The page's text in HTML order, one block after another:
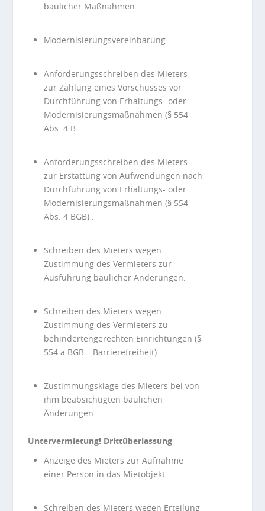
baulicher Maßnahmen
Modernisierungsvereinbarung.
Anforderungsschreiben des Mieters
zur Zahlung eines Vorschusses vor
Durchführung von Erhaltungs- oder
Modernisierungsmaßnahmen (§ 554
Abs. 4 B
Anforderungsschreiben des Mieters
zur Erstattung von Aufwendungen nach
Durchführung von Erhaltungs- oder
Modernisierungsmaßnahmen (§ 554
Abs. 4 BGB) .
Schreiben des Mieters wegen
Zustimmung des Vermieters zur
Ausführung baulicher Änderungen.
Schreiben des Mieters wegen
Zustimmung des Vermieters zu
behindertengerechten Einrichtungen (§
554 a BGB – Barrierefreiheit)
Zustimmungsklage des Mieters bei von
ihm beabsichtigten baulichen
Änderungen. .
Untervermietung! Drittüberlassung
Anzeige des Mieters zur Aufnahme
einer Person in das Mietobjekt
Schreiben des Mieters wegen Erteilung